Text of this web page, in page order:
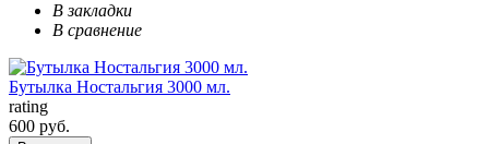
В закладки
В сравнение
Бутылка Ностальгия 3000 мл.
rating
600 руб.